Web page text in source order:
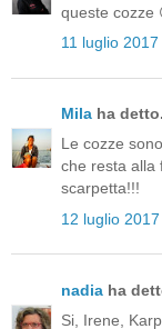
queste cozze
11 luglio
Mila ha
Le cozze
che resta alla
scarpetta!!!
12 luglio
nadia ha
Si, Irene,